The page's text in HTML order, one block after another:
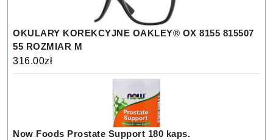
OKULARY KOREKCYJNE OAKLEY® OX 8155 815507
55 ROZMIAR M
316.00zł
Now Foods Prostate Support 180 kaps.